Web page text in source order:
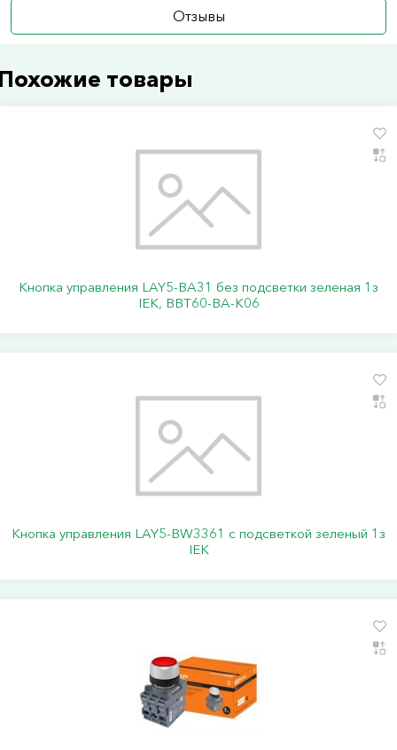
Отзывы
товары
Кнопка управления LAY5-BA31 без подсветки зеленая 1з
IEK, BBT60-BA-K06
Кнопка управления LAY5-BW3361 с подсветкой зеленый 1з
IEK